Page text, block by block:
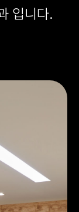
입니다.